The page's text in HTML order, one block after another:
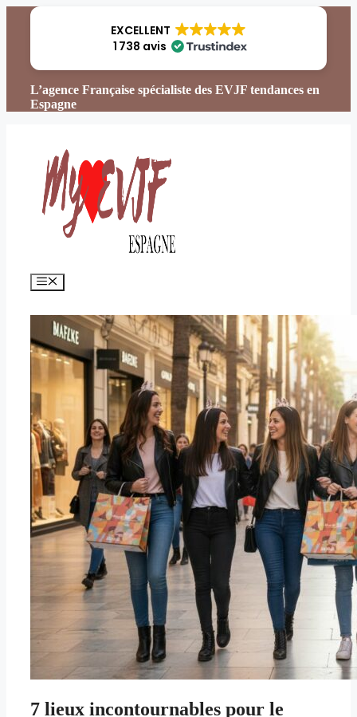
Aller
EXCELLENT
1 738 avis
L’agence Française spécialiste des EVJF tendances en
Espagne
Menu
7 lieux incontournables pour le